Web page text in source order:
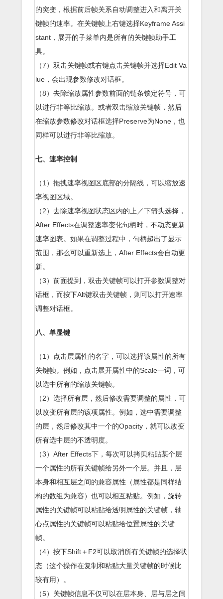
的突变，根据前后帧关系自动调整进入和离开关
键帧的速率。在关键帧上右键选择Keyframe Assi
stant，展开的子菜单内是所有的关键帧助手工
具。
（7）双击关键帧或右键点击关键帧并选择Edit Va
lue，会出现参数修改对话框。
（8）去除缩放属性参数前面的链条锁定符号，可
以进行非等比缩放。或者双击缩放关键帧，然后
在缩放参数修改对话框选择Preserve为None，也
同样可以进行非等比缩放。
七、速率控制
（1）拖拽速率视图区底部的分隔线，可以缩放速
率视图区域。
（2）去除速率视图状态区内的上／下箭头选择，
After Effects在调整速率变化句柄时，不动态更新
速率图表。如果在调整过程中，句柄超出了显示
范围，那么可以重新选上，After Effects会自动更
新。
（3）前面提到，双击关键帧可以打开参数调整对
话框，而按下Alt键双击关键帧，则可以打开速率
调整对话框。
八、单显键
（1）点击层属性的名字，可以选择该属性的所有
关键帧。例如，点击展开属性中的Scale一词，可
以选中所有的缩放关键帧。
（2）选择所有层，然后修改需要调整的属性，可
以改变所有层的该项属性。例如，选中需要调整
的层，然后修改其中一个的Opacity，就可以改变
所有选中层的不透明度。
（3）After Effects下，每次可以拷贝粘贴某个层
一个属性的所有关键帧给另外一个层。并且，层
本身和相互层之间的兼容属性（属性都是同样结
构的数组为兼容）也可以相互粘贴。例如，旋转
属性的关键帧可以粘贴给透明属性的关键帧，轴
心点属性的关键帧可以粘贴给位置属性的关键
帧。
（4）按下Shift＋F2可以取消所有关键帧的选择状
态（这个操作在复制和粘贴大量关键帧的时候比
较有用）。
（5）关键帧信息不仅可以在层本身、层与层之间